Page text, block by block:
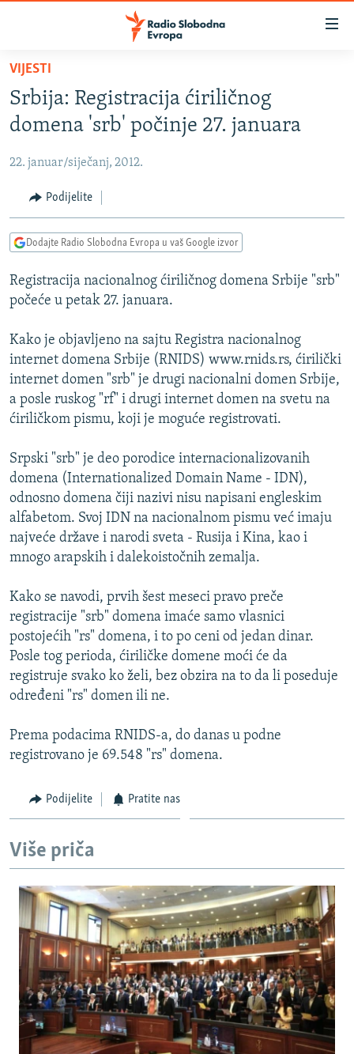
Pređite
glavni
sadržaj
na
navigaciju
Pređite
na
VIJESTI
BOSNA I HERCEGOVINA
KOSOVO
CRNA GORA
VIDEO
FOTOGALERIJE
INFOGRAFIKE
PODCASTI
RAT U UKRAJINI
KINA NA BALKANU
RSE PRIČE IZ SVIJETA
ISPRIČAJ MI
DNEVNO@RSE
SPECIJALI RSE
VIŠE OD NASLOVA
GENOCID U SREBRENICI
POPLAVE I KLIZIŠTA U BIH 2024.
TV LIBERTY
POST SCRIPTUM
MOJA EVROPA
TRI DECENIJE OD RATA U BIH
SVE KARTE DEJTONA
NASTANAK I RASPAD JUGOSLAVIJE
PRATITE NAS
Sve RFE/RL stranice
VIJESTI
Srbija: Registracija ćiriličnog
domena 'srb' počinje 27. januara
22. januar/siječanj, 2012.
Podijelite
Dodajte Radio Slobodna Evropa u vaš Google izvor
Registracija nacionalnog ćiriličnog domena Srbije "srb"
počeće u petak 27. januara.
Kako je objavljeno na sajtu Registra nacionalnog
internet domena Srbije (RNIDS) www.rnids.rs, ćirilički
internet domen "srb" je drugi nacionalni domen Srbije,
a posle ruskog "rf" i drugi internet domen na svetu na
ćiriličkom pismu, koji je moguće registrovati.
Srpski "srb" je deo porodice internacionalizovanih
domena (Internationalized Domain Name - IDN),
odnosno domena čiji nazivi nisu napisani engleskim
alfabetom. Svoj IDN na nacionalnom pismu već imaju
najveće države i narodi sveta - Rusija i Kina, kao i
mnogo arapskih i dalekoistočnih zemalja.
Kako se navodi, prvih šest meseci pravo preče
registracije "srb" domena imaće samo vlasnici
postojećih "rs" domena, i to po ceni od jedan dinar.
Posle tog perioda, ćiriličke domene moći će da
registruje svako ko želi, bez obzira na to da li poseduje
određeni "rs" domen ili ne.
Prema podacima RNIDS-a, do danas u podne
registrovano je 69.548 "rs" domena.
Podijelite Pratite nas
Više priča